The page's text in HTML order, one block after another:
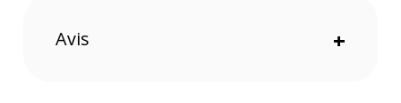
retrouvez une sensation de légèreté et de maniabilité. C'est
un compagnon de route idéal pour vos balades et vos
Avis +